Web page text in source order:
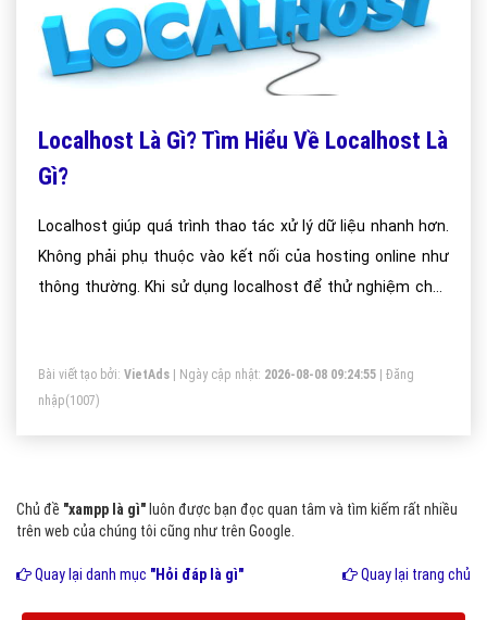
Localhost Là Gì? Tìm Hiểu Về Localhost Là
Gì?
Localhost giúp quá trình thao tác xử lý dữ liệu nhanh hơn.
Không phải phụ thuộc vào kết nối của hosting online như
thông thường. Khi sử dụng localhost để thử nghiệm chạy
xem được.
Bài viết tạo bởi: VietAds | Ngày cập nhật: 2026-08-08 09:24:55
Đăng
nhập(1007)
Chủ đề "xampp là gì" luôn được bạn đọc quan tâm và tìm kiếm rất nhiều
trên web của chúng tôi cũng như trên Google.
Quay lại danh mục "Hỏi đáp là gì" Quay lại trang chủ